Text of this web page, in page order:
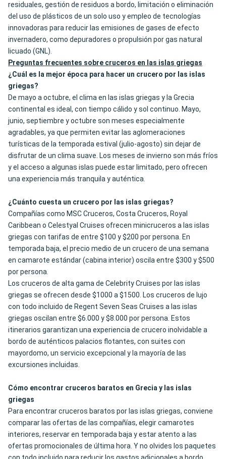
residuales, gestión de residuos a bordo, limitación o eliminación
del uso de plásticos de un solo uso y empleo de tecnologías
innovadoras para reducir las emisiones de gases de efecto
invernadero, como depuradores o propulsión por gas natural
licuado (GNL).
Preguntas frecuentes sobre cruceros en las islas griegas
¿Cuál es la mejor época para hacer un crucero por las islas
griegas?
De mayo a octubre, el clima en las islas griegas y la Grecia
continental es ideal, con tiempo cálido y sol continuo. Mayo,
junio, septiembre y octubre son meses especialmente
agradables, ya que permiten evitar las aglomeraciones
turísticas de la temporada estival (julio-agosto) sin dejar de
disfrutar de un clima suave. Los meses de invierno son más fríos
y el acceso a algunas islas puede estar limitado, pero ofrecen
una experiencia más tranquila y auténtica.
¿Cuánto cuesta un crucero por las islas griegas?
Compañías como MSC Cruceros, Costa Cruceros, Royal
Caribbean o Celestyal Cruises ofrecen minicruceros a las islas
griegas con tarifas de entre $100 y $200 por persona. En
temporada baja, el precio medio de un crucero de una semana
en camarote estándar (cabina interior) oscila entre $300 y $500
por persona.
Los cruceros de alta gama de Celebrity Cruises por las islas
griegas se ofrecen desde $1000 a $1500. Los cruceros de lujo
con todo incluido de Regent Seven Seas Cruises a las islas
griegas oscilan entre $6.000 y $8.000 por persona. Estos
itinerarios garantizan una experiencia de crucero inolvidable a
bordo de auténticos palacios flotantes, con suites con
mayordomo, un servicio excepcional y la mayoría de las
excursiones incluidas.
Cómo encontrar cruceros baratos en Grecia y las islas
griegas
Para encontrar cruceros baratos por las islas griegas, conviene
comparar las ofertas de las compañías, elegir camarotes
interiores, reservar en temporada baja y estar atento a las
ofertas promocionales de última hora. Y no olvides los paquetes